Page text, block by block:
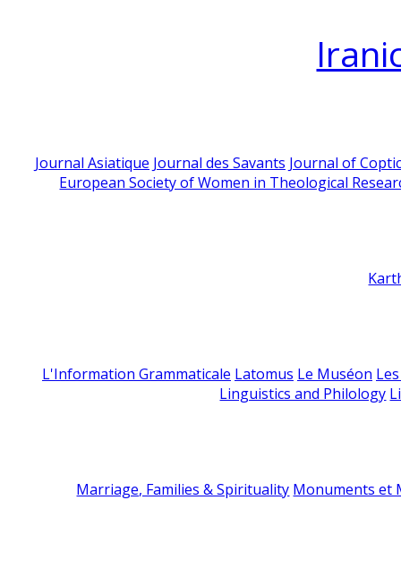
Journal Asiatique Journal des Savants Journal of
European Society of Women in Theological
L'Information Grammaticale Latomus Le Muséon
Linguistics and Philology
Marriage, Families & Spirituality Monuments et